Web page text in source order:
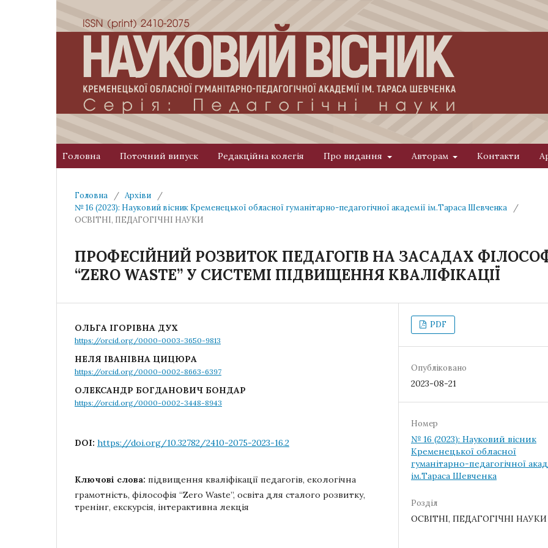
Головна Поточний випуск Редакційна колегія Про видання Авторам Контакти
Головна / Архіви
/
№ 16 (2023): Науковий вісник Кременецької обласної гуманітарно-педагогічної академії ім.Тараса Шевченка
/
ОСВІТНІ, ПЕДАГОГІЧНІ НАУКИ
ПРОФЕСІЙНИЙ РОЗВИТОК ПЕДАГОГІВ НА ЗАСАДАХ
“ZERO WASTE” У СИСТЕМІ ПІДВИЩЕННЯ КВАЛІФІКАЦІЇ
OЛЬГА IГОРІВНА ДУХ
https://orcid.org/0000-0003-3650-9813
НЕЛЯ ІВАНІВНА ЦИЦЮРА
https://orcid.org/0000-0002-8663-6397
ОЛЕКСАНДР БОГДАНОВИЧ БОНДАР
https://orcid.org/0000-0002-3448-8943
DOI: https://doi.org/10.32782/2410-2075-2023-16.2
Ключові слова: підвищення кваліфікації педагогів, екологічна
грамотність, філософія “Zero Waste”, освіта для сталого розвитку,
тренінг, екскурсія, інтерактивна лекція
PDF
Опубліковано
2023-08-21
Номер
№ 16 (2023): Науковий вісник
Кременецької обласної
гуманітарно-педагогічної
ім.Тараса Шевченка
Розділ
ОСВІТНІ, ПЕДАГОГІЧНІ НАУКИ